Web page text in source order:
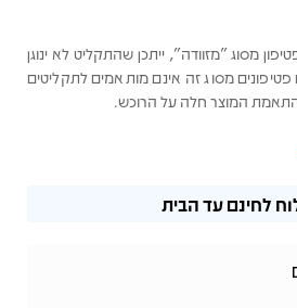
מסוג "מזוודה", ייתכן שהתקליט לא ינוגן
מסוג זה אינם מותאמים לתקליטים
התאמת המוצר חלה על הרוכש.
לחינם עד הבית